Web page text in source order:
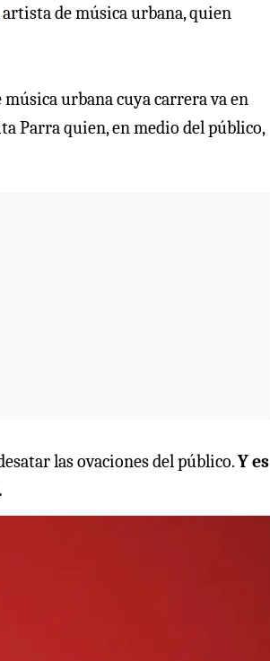
artista de música urbana, quien
música urbana cuya carrera va en
Parra quien, en medio del público,
las ovaciones del público.Y es